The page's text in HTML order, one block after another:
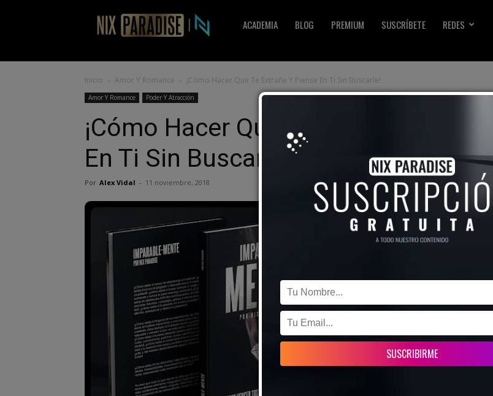
NixACADEMIA BLOG PREMIUM SUSCRÍBETE REDES
Inicio Amor Y Romance ¡Cómo Hacer Que Te Extrañe Y Piense En Ti Sin Buscarle!
Amor Y Romance Poder Y Atracción
¡Cómo Hacer Que Te Extrañe Y Piense
En Ti Sin Buscarle!
Por Alex Vidal - 11 noviembre, 2018